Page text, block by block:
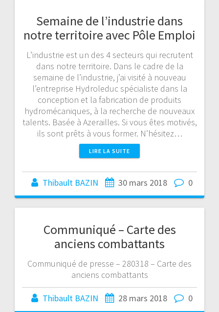
Semaine de l’industrie dans
notre territoire avec Pôle Emploi
L’industrie est un des 4 secteurs qui recrutent
dans notre territoire. Dans le cadre de la
semaine de l’industrie, j’ai visité à nouveau
l’entreprise Hydroleduc spécialiste dans la
conception et la fabrication de produits
hydromécaniques, à la recherche de nouveaux
talents. Basée à Azerailles. Si vous êtes motivés,
ils sont prêts à vous former. N’hésitez…
LIRE LA SUITE
Thibault BAZIN 30 mars 2018 0
Communiqué – Carte des
anciens combattants
Communiqué de presse – 280318 – Carte des
anciens combattants
Thibault BAZIN 28 mars 2018 0